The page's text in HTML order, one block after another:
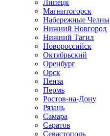
Липецк
Магнитогорск
Набережные Челны
Нижний Новгород
Нижний Тагил
Новороссийск
Октябрьский
Оренбург
Орск
Пенза
Пермь
Ростов-на-Дону
Рязань
Самара
Саратов
Севастополь